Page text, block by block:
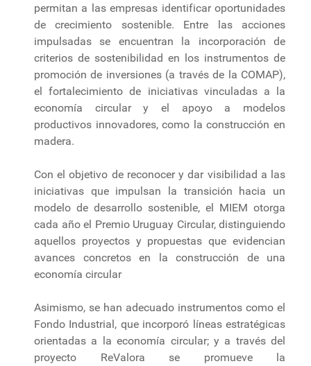
permitan a las empresas identificar oportunidades
de crecimiento sostenible. Entre las acciones
impulsadas se encuentran la incorporación de
criterios de sostenibilidad en los instrumentos de
promoción de inversiones (a través de la COMAP),
el fortalecimiento de iniciativas vinculadas a la
economía circular y el apoyo a modelos
productivos innovadores, como la construcción en
madera.
Con el objetivo de reconocer y dar visibilidad a las
iniciativas que impulsan la transición hacia un
modelo de desarrollo sostenible, el MIEM otorga
cada año el Premio Uruguay Circular, distinguiendo
aquellos proyectos y propuestas que evidencian
avances concretos en la construcción de una
economía circular
Asimismo, se han adecuado instrumentos como el
Fondo Industrial, que incorporó líneas estratégicas
orientadas a la economía circular; y a través del
proyecto ReValora se promueve la